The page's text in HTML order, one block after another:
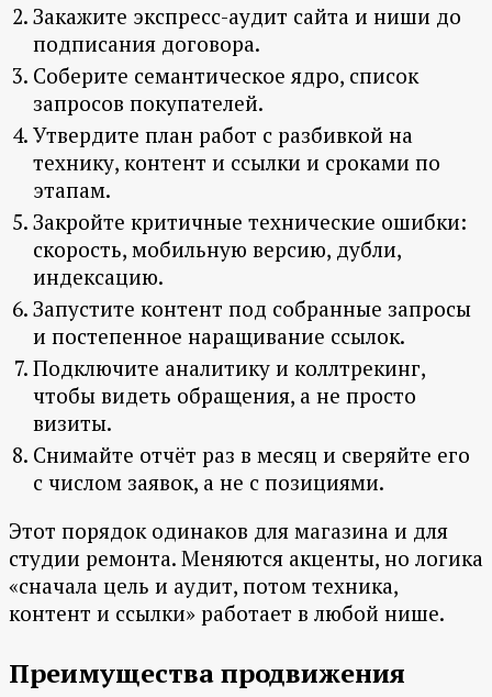
Закажите экспресс-аудит сайта и ниши до
подписания договора.
Соберите семантическое ядро, список
запросов покупателей.
Утвердите план работ с разбивкой на
технику, контент и ссылки и сроками по
этапам.
Закройте критичные технические ошибки:
скорость, мобильную версию, дубли,
индексацию.
Запустите контент под собранные запросы
и постепенное наращивание ссылок.
Подключите аналитику и коллтрекинг,
чтобы видеть обращения, а не просто
визиты.
Снимайте отчёт раз в месяц и сверяйте его
с числом заявок, а не с позициями.
Этот порядок одинаков для магазина и для
студии ремонта. Меняются акценты, но логика
«сначала цель и аудит, потом техника,
контент и ссылки» работает в любой нише.
Преимущества продвижения